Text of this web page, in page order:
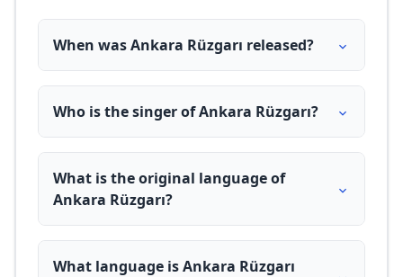
When was Ankara Rüzgarı released?
Who is the singer of Ankara Rüzgarı?
What is the original language of
Ankara Rüzgarı?
What language is Ankara Rüzgarı